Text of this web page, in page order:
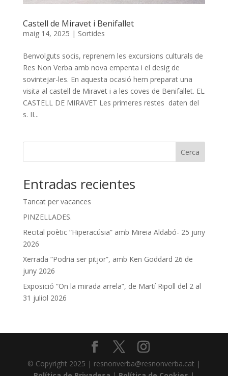
Castell de Miravet i Benifallet
maig 14, 2025 | Sortides
Benvolguts socis, reprenem les excursions culturals de
Res Non Verba amb nova empenta i el desig de
sovintejar-les. En aquesta ocasió hem preparat una
visita al castell de Miravet i a les coves de Benifallet. EL
CASTELL DE MIRAVET Les primeres restes daten del
s. II...
Cerca
Entradas recientes
Tancat per vacances
PINZELLADES.
Recital poètic “Hiperacúsia” amb Mireia Aldabó- 25 juny
2026
Xerrada “Podria ser pitjor”, amb Ken Goddard 26 de
juny 2026
Exposició “On la mirada arrela”, de Martí Ripoll del 2 al
31 juliol 2026
© Copyright 2025 | resnonverba@resnonverba.cat |